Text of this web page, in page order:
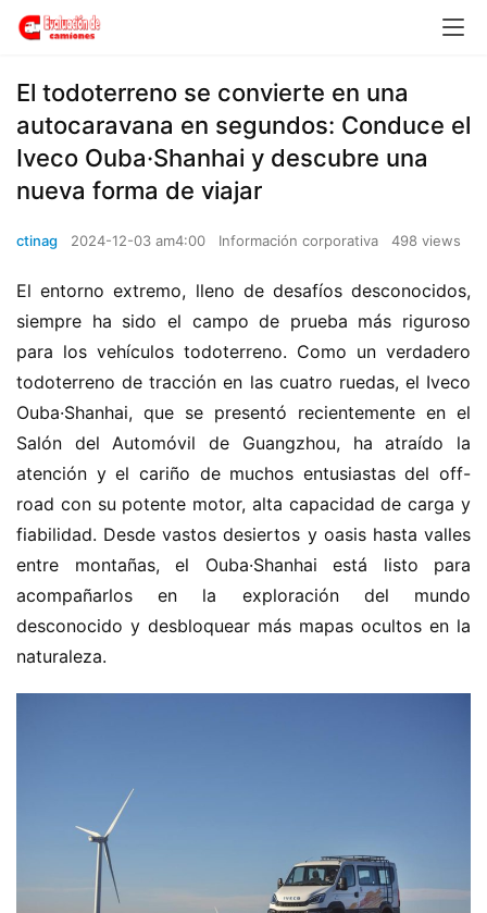
El todoterreno se convierte en una
autocaravana en segundos: Conduce el
Iveco Ouba·Shanhai y descubre una
nueva forma de viajar
ctinag 2024-12-03 am4:00 Información corporativa 498 views
El entorno extremo, lleno de desafíos desconocidos,
siempre ha sido el campo de prueba más riguroso
para los vehículos todoterreno. Como un verdadero
todoterreno de tracción en las cuatro ruedas, el Iveco
Ouba·Shanhai, que se presentó recientemente en el
Salón del Automóvil de Guangzhou, ha atraído la
atención y el cariño de muchos entusiastas del off-
road con su potente motor, alta capacidad de carga y
fiabilidad. Desde vastos desiertos y oasis hasta valles
entre montañas, el Ouba·Shanhai está listo para
acompañarlos en la exploración del mundo
desconocido y desbloquear más mapas ocultos en la
naturaleza.